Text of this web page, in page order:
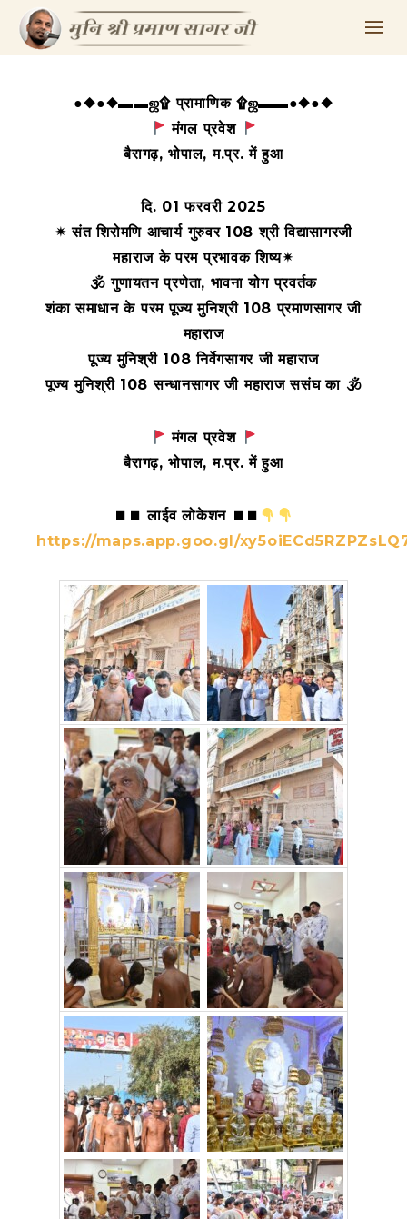
●◆●◆▬▬ஜ۩ प्रामाणिक ۩ஜ▬▬●◆●◆
मंगल प्रवेश
बैरागढ़, भोपाल, म.प्र. में हुआ
दि. 01 फरवरी 2025
✴ संत शिरोमणि आचार्य गुरुवर 108 श्री विद्यासागरजी
महाराज के परम प्रभावक शिष्य✴
🕉 गुणायतन प्रणेता, भावना योग प्रवर्तक
शंका समाधान के परम पूज्य मुनिश्री 108 प्रमाणसागर जी
महाराज
पूज्य मुनिश्री 108 निर्वेगसागर जी महाराज
पूज्य मुनिश्री 108 सन्धानसागर जी महाराज ससंघ का 🕉
मंगल प्रवेश
बैरागढ़, भोपाल, म.प्र. में हुआ
⏹⏹ लाईव लोकेशन ⏹⏹
https://maps.app.goo.gl/